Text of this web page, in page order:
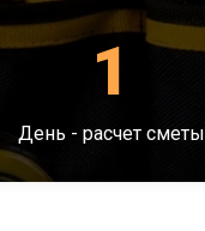
1
День - расчет сметы